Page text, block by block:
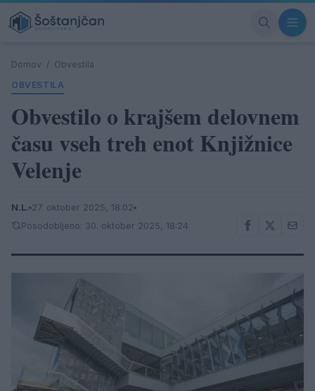
Domov / Obvestila
OBVESTILA
Obvestilo o krajšem delovnem
času vseh treh enot Knjižnice
Velenje
N.L. 27. oktober 2025, 18:02
Posodobljeno: 30. oktober 2025, 18:24